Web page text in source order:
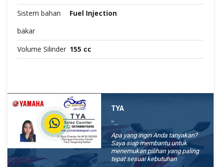
Sistem bahan
bakar
Fuel Injection
Volume Silinder 155 cc
TYA
"...
Apa yang ingin Anda tanyakan?
Saya siap membantu untuk
menemukan pilihan yang paling
tepat sesuai kebutuhan